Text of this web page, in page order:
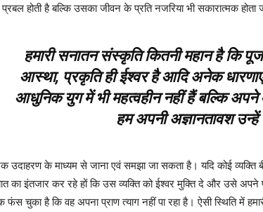
प्रबल होती है बल्कि उसका जीवन के प्रति नजरिया भी सकारात्मक होता
हमारी सनातन संस्कृति कितनी महान है कि
आस्था, प्रकृति ही ईश्वर है आदि अनेक
आधुनिक युग में भी महत्वहीन नहीं हैं बल्कि अपने
हम अपनी अज्ञानतावश
उदाहरण के माध्यम से जाना एवं समझा जा सकता है। यदि कोई व्यक्ति
का इंतजार कर रहे हों कि उस व्यक्ति को ईश्वर मुक्ति दे और उसे अपने
फंस चुका है कि वह अपना प्राण त्याग नहीं पा रहा है। ऐसी स्थिति में